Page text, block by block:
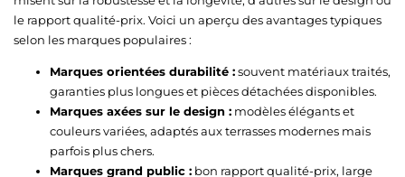
le rapport qualité-prix. Voici un aperçu des avantages typiques
selon les marques populaires :
Marques orientées durabilité :souvent matériaux traités,
garanties plus longues et pièces détachées disponibles.
Marques axées sur le design : modèles élégants et
couleurs variées, adaptés aux terrasses modernes mais
parfois plus chers.
Marques grand public : bon rapport qualité-prix, large